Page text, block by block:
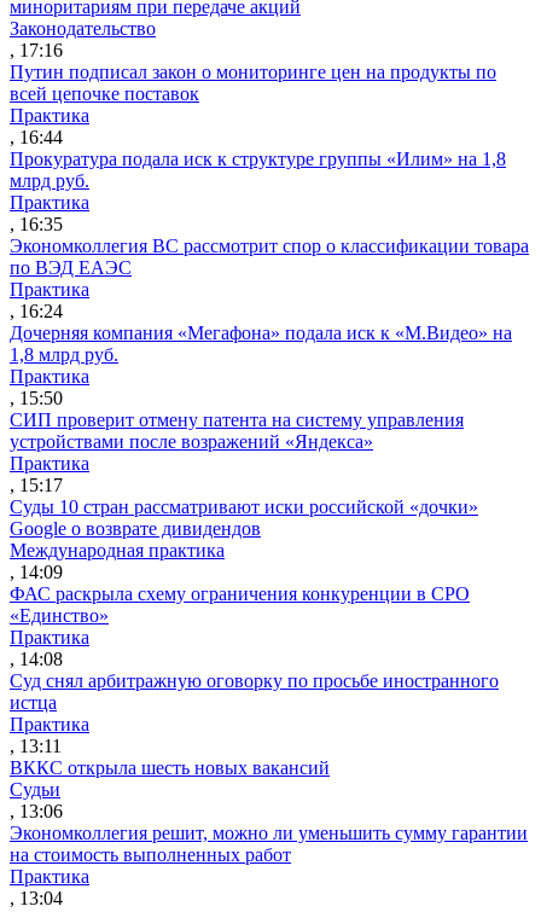
миноритариям при передаче акций
Законодательство
, 17:16
Путин подписал закон о мониторинге цен на продукты по
всей цепочке поставок
Практика
, 16:44
Прокуратура подала иск к структуре группы «Илим» на 1,8
млрд руб.
Практика
, 16:35
Экономколлегия ВС рассмотрит спор о классификации товара
по ВЭД ЕАЭС
Практика
, 16:24
Дочерняя компания «Мегафона» подала иск к «М.Видео» на
1,8 млрд руб.
Практика
, 15:50
СИП проверит отмену патента на систему управления
устройствами после возражений «Яндекса»
Практика
, 15:17
Суды 10 стран рассматривают иски российской «дочки»
Google о возврате дивидендов
Международная практика
, 14:09
ФАС раскрыла схему ограничения конкуренции в СРО
«Единство»
Практика
, 14:08
Суд снял арбитражную оговорку по просьбе иностранного
истца
Практика
, 13:11
ВККС открыла шесть новых вакансий
Судьи
, 13:06
Экономколлегия решит, можно ли уменьшить сумму гарантии
на стоимость выполненных работ
Практика
, 13:04